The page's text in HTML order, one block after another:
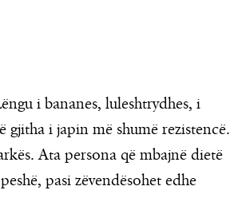
i bananes, luleshtrydhes, i
i japin më shumë rezistencë.
Ata persona që mbajnë dietë
pasi zëvendësohet edhe